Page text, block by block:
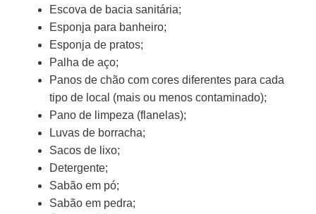
Escova de bacia sanitária;
Esponja para banheiro;
Esponja de pratos;
Palha de aço;
Panos de chão com cores diferentes para cada
tipo de local (mais ou menos contaminado);
Pano de limpeza (flanelas);
Luvas de borracha;
Sacos de lixo;
Detergente;
Sabão em pó;
Sabão em pedra;